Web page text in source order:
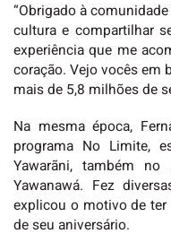
“Obrigado à
cultura e compartilhar
experiência que me
coração. Vejo vocês em
mais de 5,8 milhões de
Na mesma época,
programa No Limite,
Yawarãni, também no
Yawanawá. Fez
explicou o motivo de ter
de seu aniversário.